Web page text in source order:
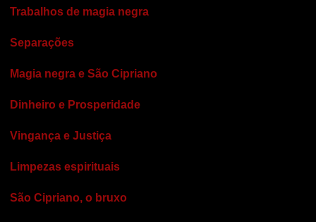
Trabalhos de magia negra
Separações
Magia negra e São Cipriano
Dinheiro e Prosperidade
Vingança e Justiça
Limpezas espirituais
São Cipriano, o bruxo